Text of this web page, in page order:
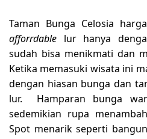
Taman Bunga Celosia
afforrdable lur hanya
sudah bisa menikmati dan
Ketika memasuki wisata ini
dengan hiasan bunga dan
lur. Hamparan bunga
sedemikian rupa
Spot menarik seperti